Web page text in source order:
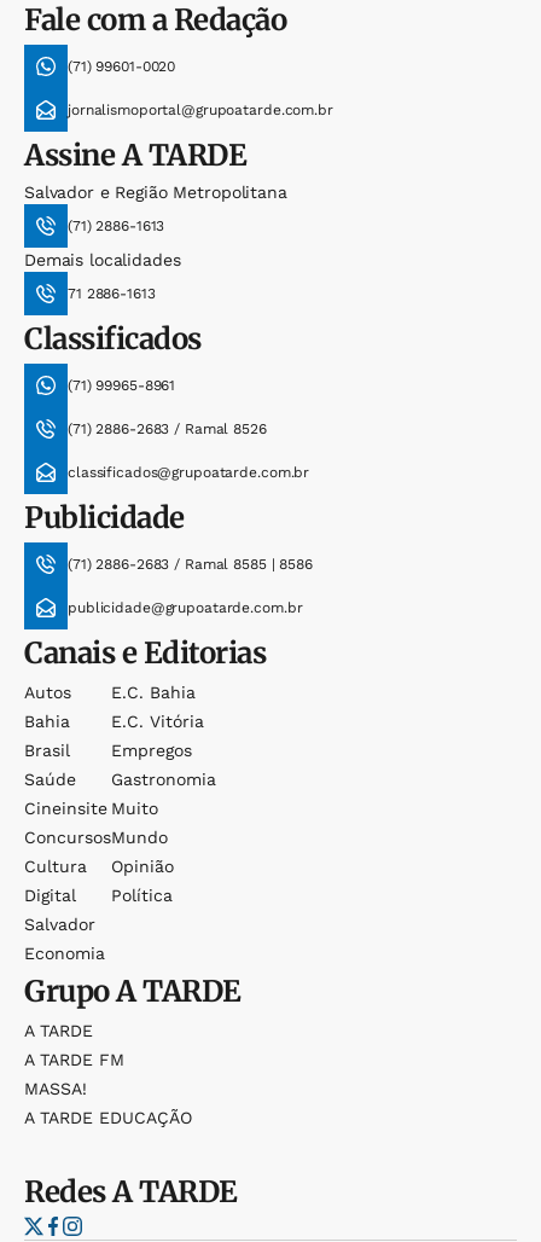
Fale com a Redação
(71) 99601-0020
jornalismoportal@grupoatarde.com.br
AssineA TARDE
Salvador e Região Metropolitana
(71) 2886-1613
Demais localidades
71 2886-1613
Classificados
(71) 99965-8961
(71) 2886-2683 / Ramal 8526
classificados@grupoatarde.com.br
Publicidade
(71) 2886-2683 / Ramal 8585 | 8586
publicidade@grupoatarde.com.br
Canais e Editorias
Autos
Bahia
Brasil
Saúde
Cineinsite
Concursos
Cultura
Digital
Salvador
Economia
E.c. Bahia
E.c. Vitória
Empregos
Gastronomia
Muito
Mundo
Opinião
Política
GrupoA TARDE
A TARDE
A TARDE FM
MASSA!
A TARDE EDUCAÇÃO
RedesA TARDE